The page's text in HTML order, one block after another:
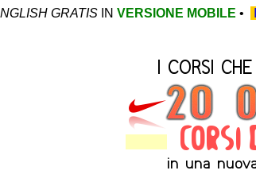
GRATIS IN VERSIONE MOBILE •